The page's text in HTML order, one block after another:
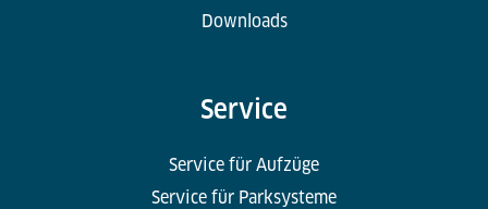
Downloads
Service
Service für Aufzüge
Service für Parksysteme